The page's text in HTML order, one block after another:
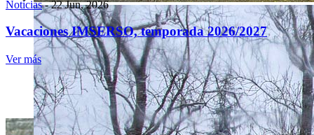
Noticias -22 Jun, 2026
Vacaciones IMSERSO, temporada 2026/2027
Ver más